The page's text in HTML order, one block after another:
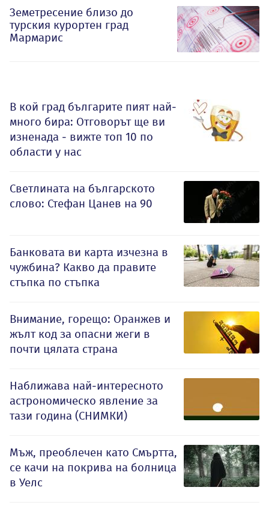
Земетресение близо до
турския курортен град
Мармарис
В кой град българите пият най-
много бира: Отговорът ще ви
изненада - вижте топ 10 по
области у нас
Светлината на българското
слово: Стефан Цанев на 90
Банковата ви карта изчезна в
чужбина? Какво да правите
стъпка по стъпка
Внимание, горещо: Оранжев и
жълт код за опасни жеги в
почти цялата страна
Наближава най-интересното
астрономическо явление за
тази година (СНИМКИ)
Мъж, преоблечен като Смъртта,
се качи на покрива на болница
в Уелс